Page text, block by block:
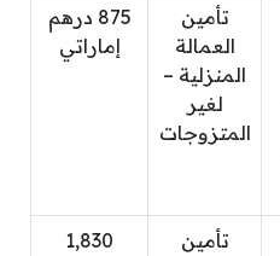
تأمين
العمالة
المنزلية –
لغير
المتزوجات
875 درهم
إماراتي
تأمين
1,830